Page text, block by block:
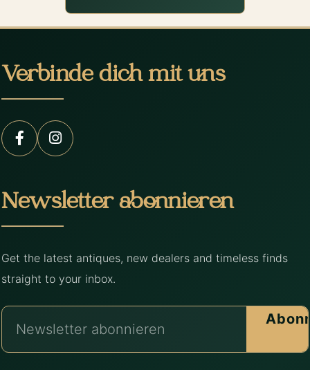
Verbinde dich mit uns
Newsletter abonnieren
Get the latest antiques, new dealers and timeless finds
straight to your inbox.